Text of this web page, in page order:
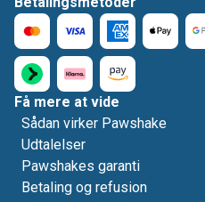
Få mere at vide
Sådan virker Pawshake
Udtalelser
Pawshakes garanti
Betaling og refusion